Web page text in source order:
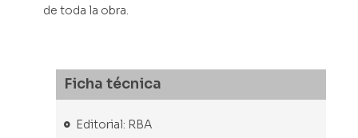
de toda la obra.
Ficha técnica
Editorial: RBA